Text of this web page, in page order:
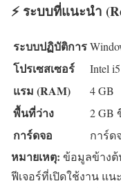
⚡ ระบบที่แนะนำ
ระบบปฏิบัติการ
โปรเซสเซอร์ Intel
แรม (RAM) 4 GB
พื้นที่ว่าง 2 GB
การ์ดจอ การ์ด
หมายเหตุ: ข้อมูลข้างต้
ฟีเจอร์ที่เปิดใช้งาน แ